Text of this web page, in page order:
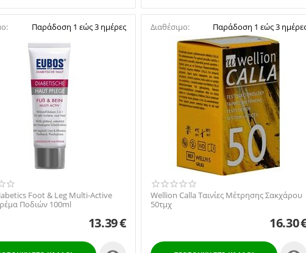
Παράδοση 1 εώς 3 ημέρες
Foot & Leg Multi-Active
Ποδιών 100ml
13.39€
Διαθέσιμο: Παράδοση 1 εώς 3
Wellion Calla Ταινίες Μέτρησης Σακχάρου
50τμχ
16.30